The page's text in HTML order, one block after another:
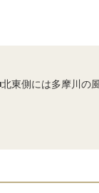
東側には多摩川の